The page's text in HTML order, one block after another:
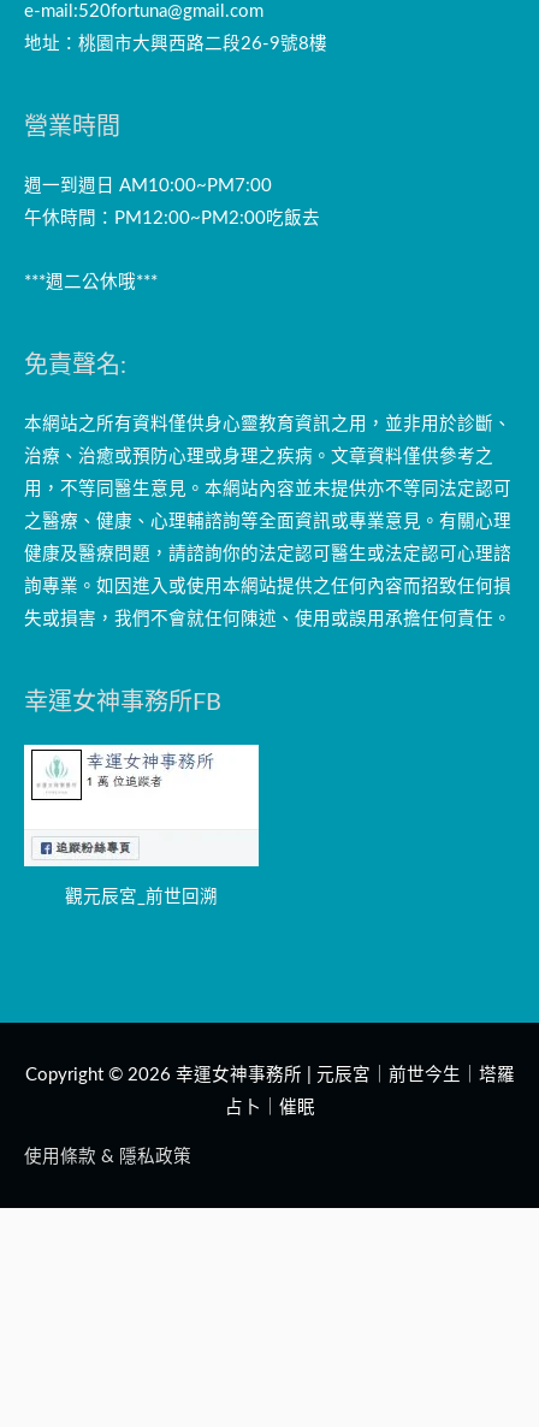
e-mail:520fortuna@gmail.com
地址：桃園市大興西路二段26-9號8樓
營業時間
週一到週日 AM10:00~PM7:00
午休時間：PM12:00~PM2:00吃飯去
***週二公休哦***
免責聲名:
本網站之所有資料僅供身心靈教育資訊之用，並非用於診斷、
治療、治癒或預防心理或身理之疾病。文章資料僅供參考之
用，不等同醫生意見。本網站內容並未提供亦不等同法定認可
之醫療、健康、心理輔諮詢等全面資訊或專業意見。有關心理
健康及醫療問題，請諮詢你的法定認可醫生或法定認可心理諮
詢專業。如因進入或使用本網站提供之任何內容而招致任何損
失或損害，我們不會就任何陳述、使用或誤用承擔任何責任。
幸運女神事務所FB
觀元辰宮_前世回溯
Copyright © 2026 幸運女神事務所 | 元辰宮｜前世今生｜塔羅
占卜｜催眠
使用條款 & 隱私政策